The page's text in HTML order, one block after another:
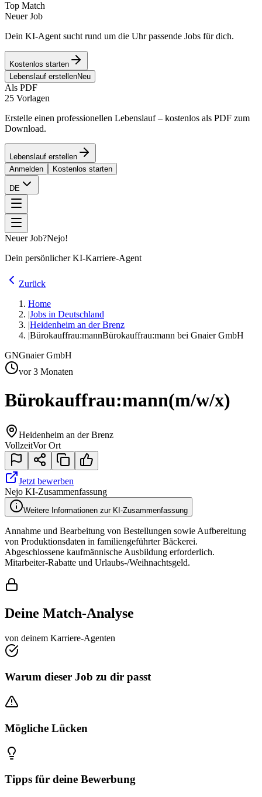
Top Match
Neuer Job
Dein KI-Agent sucht rund um die Uhr passende Jobs für dich.
Kostenlos starten
Lebenslauf erstellenNeu
Als PDF
25 Vorlagen
Erstelle einen professionellen Lebenslauf – kostenlos als PDF zum
Download.
Lebenslauf erstellen
Anmelden
Kostenlos starten
DE
Neuer Job?Nejo!
Dein persönlicher KI-Karriere-Agent
Zurück
Home
|Jobs in Deutschland
|Heidenheim an der Brenz
|Bürokauffrau:mannBürokauffrau:mann bei Gnaier GmbH
GNGnaier GmbH
vor 3 Monaten
Bürokauffrau:mann(m/w/x)
Heidenheim an der Brenz
VollzeitVor Ort
Jetzt bewerben
Nejo KI-Zusammenfassung
Weitere Informationen zur KI-Zusammenfassung
Annahme und Bearbeitung von Bestellungen sowie Aufbereitung
von Produktionsdaten in familiengeführter Bäckerei.
Abgeschlossene kaufmännische Ausbildung erforderlich.
Mitarbeiter-Rabatte und Urlaubs-/Weihnachtsgeld.
Deine Match-Analyse
von deinem Karriere-Agenten
Warum dieser Job zu dir passt
Mögliche Lücken
Tipps für deine Bewerbung